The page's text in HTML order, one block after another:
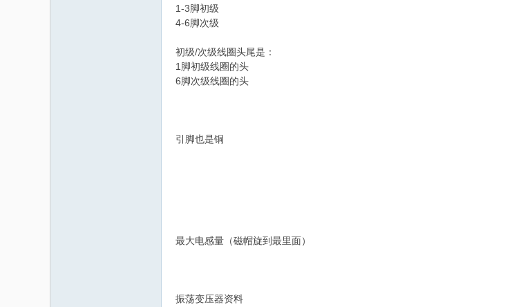
1-3脚初级
4-6脚次级
初级/次级线圈头尾是：
1脚初级线圈的头
6脚次级线圈的头
引脚也是铜
最大电感量（磁帽旋到最里面）
振荡变压器资料